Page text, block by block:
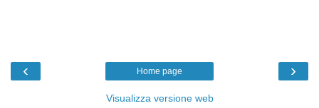
‹ ›
Home page
Visualizza versione web